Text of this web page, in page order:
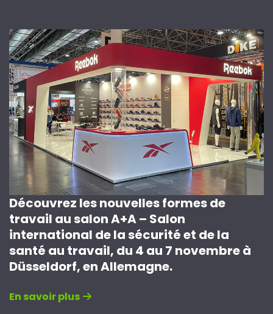
Découvrez les nouvelles formes de
travail au salon A+A – Salon
international de la sécurité et de la
santé au travail, du 4 au 7 novembre à
Düsseldorf, en Allemagne.
En savoir plus